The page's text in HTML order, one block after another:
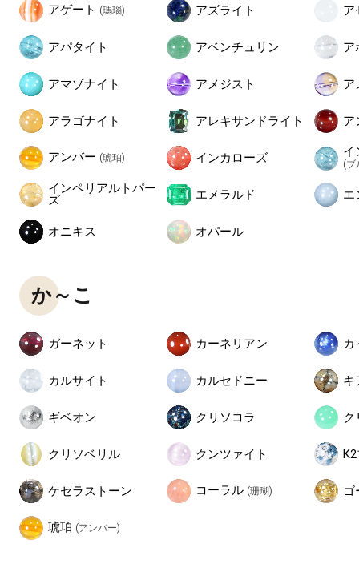
アゲート (瑪瑙) アズライト ア
アパタイト アベンチュリン ア
アマゾナイト アメジスト ア
アラゴナイト アレキサンドライト ア
アンバー (琥珀) インカローズ イ
(ブ
インペリアルトパー
ズ
エメラルド エ
オニキス オパール
か～こ
ガーネット カーネリアン カ
カルサイト カルセドニー キ
ギベオン クリソコラ ク
クリソベリル クンツァイト
ケセラストーン コーラル (珊瑚) ゴ
琥珀 (アンバー)